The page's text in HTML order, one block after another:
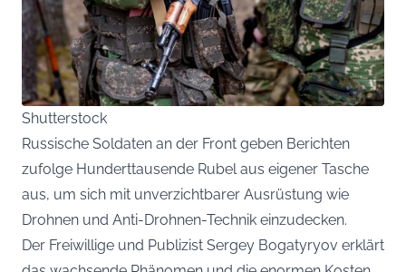
Shutterstock
Russische Soldaten an der Front geben Berichten
zufolge Hunderttausende Rubel aus eigener Tasche
aus, um sich mit unverzichtbarer Ausrüstung wie
Drohnen und Anti-Drohnen-Technik einzudecken.
Der Freiwillige und Publizist Sergey Bogatyryov erklärt